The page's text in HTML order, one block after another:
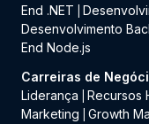
End .NET
Desenvolvimento
End Node.js
Carreiras de
Liderança
Recursos
Marketing
Growth